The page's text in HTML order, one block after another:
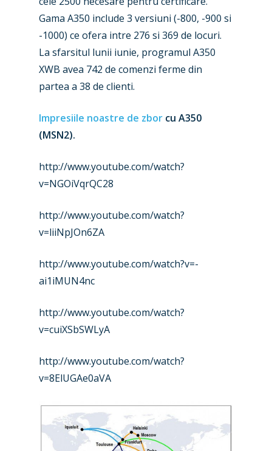
Gama A350 include 3 versiuni (-800, -900 si
-1000) ce ofera intre 276 si 369 de locuri.
La sfarsitul lunii iunie, programul A350
XWB avea 742 de comenzi ferme din
partea a 38 de clienti.
Impresiile noastre de zbor cu A350
(MSN2).
http://www.youtube.com/watch?
v=NGOiVqrQC28
http://www.youtube.com/watch?
v=liiNpJOn6ZA
http://www.youtube.com/watch?v=-
ai1iMUN4nc
http://www.youtube.com/watch?
v=cuiXSbSWLyA
http://www.youtube.com/watch?
v=8ElUGAe0aVA
Accidents / Incidents
Airshows
Dubai 2025
Paris 2025
Business Jets
Military
Marketplace
Contact